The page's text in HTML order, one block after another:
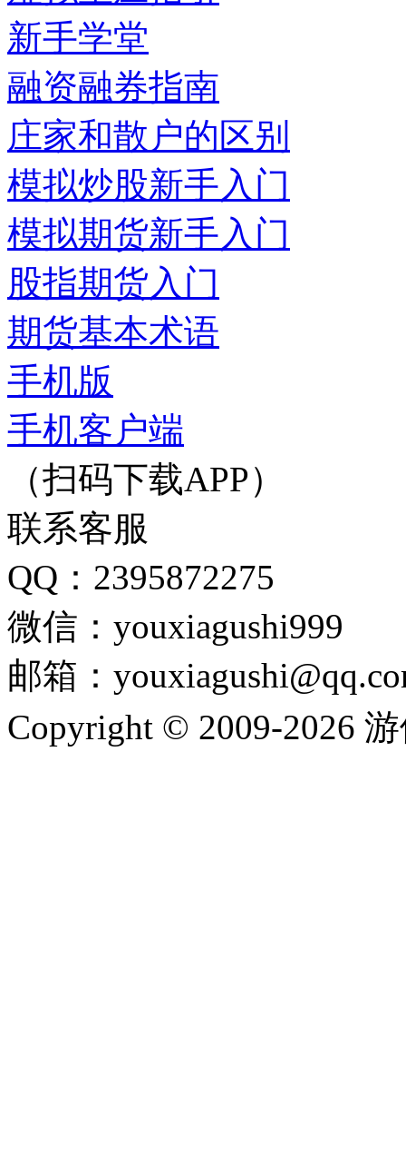
新手学堂
融资融券指南
庄家和散户的区别
模拟炒股新手入门
模拟期货新手入门
股指期货入门
期货基本术语
手机版
手机客户端
（扫码下载APP）
联系客服
QQ：2395872275
微信：youxiagushi999
邮箱：
Copyright © 2009-2026